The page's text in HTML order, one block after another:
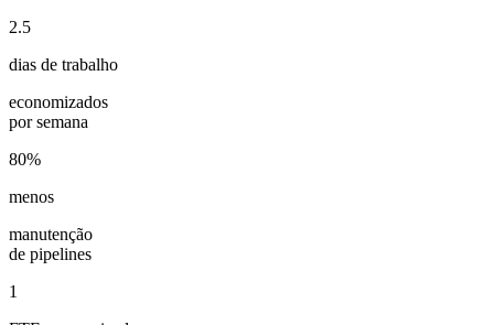
2.5
dias de trabalho
economizados
por semana
80%
menos
manutenção
de pipelines
1